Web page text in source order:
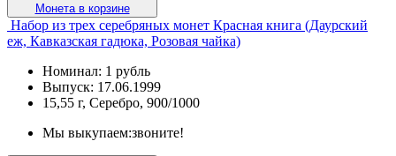
Монета в корзине
Набор из трех серебряных монет Красная книга (Даурский
еж, Кавказская гадюка, Розовая чайка)
Номинал: 1 рубль
Выпуск: 17.06.1999
15,55 г, Серебро, 900/1000
Мы выкупаем:звоните!